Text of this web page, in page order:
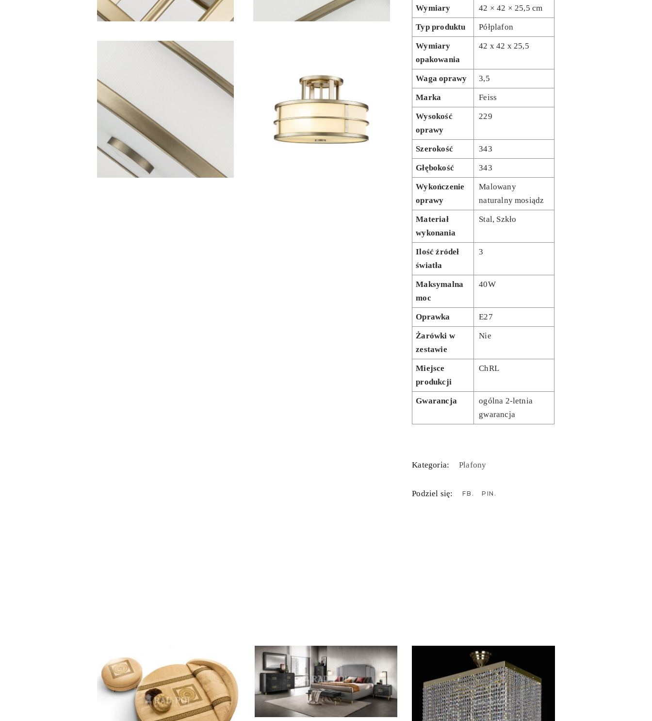
Wymiary 42 × 42 × 25,5 cm
Typ produktu Półplafon
Wymiary
opakowania
42 x 42 x 25,5
Waga oprawy 3,5
Marka Feiss
Wysokość
oprawy
229
Szerokość 343
Głębokość 343
Wykończenie
oprawy
Malowany
naturalny mosiądz
Materiał
wykonania
Stal, Szkło
Ilość źródeł
światła
3
Maksymalna
moc
40W
Oprawka E27
Żarówki w
zestawie
Nie
Miejsce
produkcji
ChRL
Gwarancja
ogólna 2-letnia
gwarancja
Kategoria: Plafony
Podziel się: FB PIN